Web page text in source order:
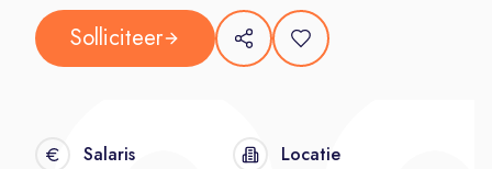
Solliciteer
Salaris Locatie